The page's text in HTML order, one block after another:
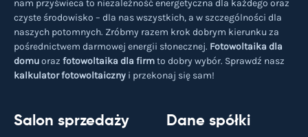
nam przyświeca to niezależność energetyczna dla każdego oraz
czyste środowisko – dla nas wszystkich, a w szczególności dla
naszych potomnych. Zróbmy razem krok dobrym kierunku za
pośrednictwem darmowej energii słonecznej. Fotowoltaika dla
domuoraz fotowoltaika dla firmto dobry wybór. Sprawdź nasz
kalkulator fotowoltaiczny i przekonaj się sam!
Salon sprzedaży Dane spółki